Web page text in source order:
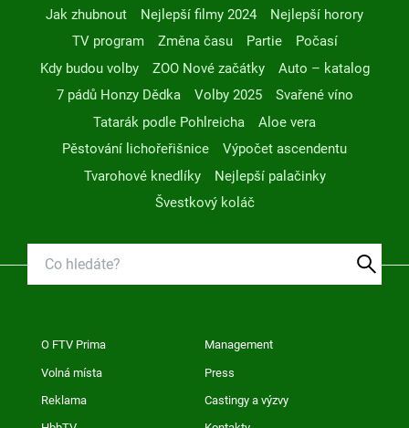
Jak zhubnout Nejlepší filmy 2024
Nejlepší horory
TV program
Změna času Partie
Počasí
Kdy budou volby
ZOO Nové začátky
Auto – katalog
7 pádů Honzy Dědka
Volby 2025
Svařené víno
Tatarák podle Pohlreicha
Aloe vera
Pěstování lichořeřišnice
Výpočet ascendentu
Tvarohové knedlíky
Nejlepší palačinky
Švestkový koláč
O FTV Prima Management
Volná místa Press
Reklama Castingy a výzvy